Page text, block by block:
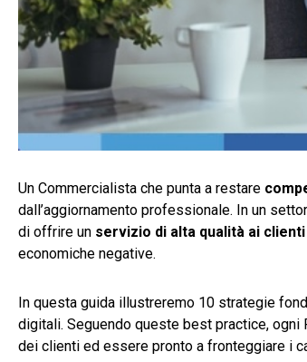
Un Commercialista che punta a restare
dall’aggiornamento professionale. In un
di offrire un servizio di alta qualità ai clienti
economiche negative.
In questa guida illustreremo 10 strategie
digitali. Seguendo queste best practice,
dei clienti ed essere pronto a fronteggiare i